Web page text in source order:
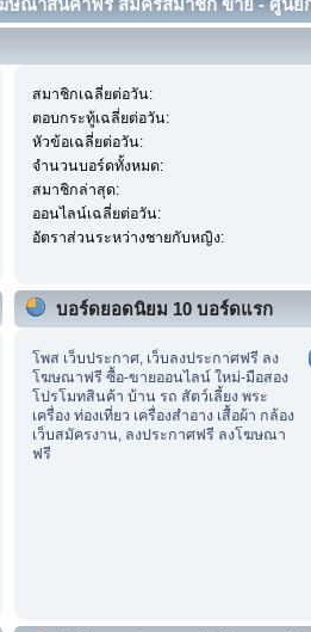
สมาชิกเฉลี่ยต่อวัน:
ตอบกระทู้เฉลี่ยต่อวัน:
หัวข้อเฉลี่ยต่อวัน:
จำนวนบอร์ดทั้งหมด:
สมาชิกล่าสุด:
ออนไลน์เฉลี่ยต่อวัน:
อัตราส่วนระหว่างชายกับหญิง:
บอร์ดยอดนิยม 10 บอร์ดแรก
โพส เว็บประกาศ, เว็บลงประกาศฟรี ลง
โฆษณาฟรี ซื้อ-ขายออนไลน์ ใหม่-มือสอง
โปรโมทสินค้า บ้าน รถ สัตว์เลี้ยง พระ
เครื่อง ท่องเที่ยว เครื่องสำอาง เสื้อผ้า กล้อง
เว็บสมัครงาน, ลงประกาศฟรี ลงโฆษณา
ฟรี